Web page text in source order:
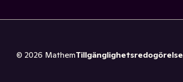
© 2026 MathemTillgänglighetsredogörelse